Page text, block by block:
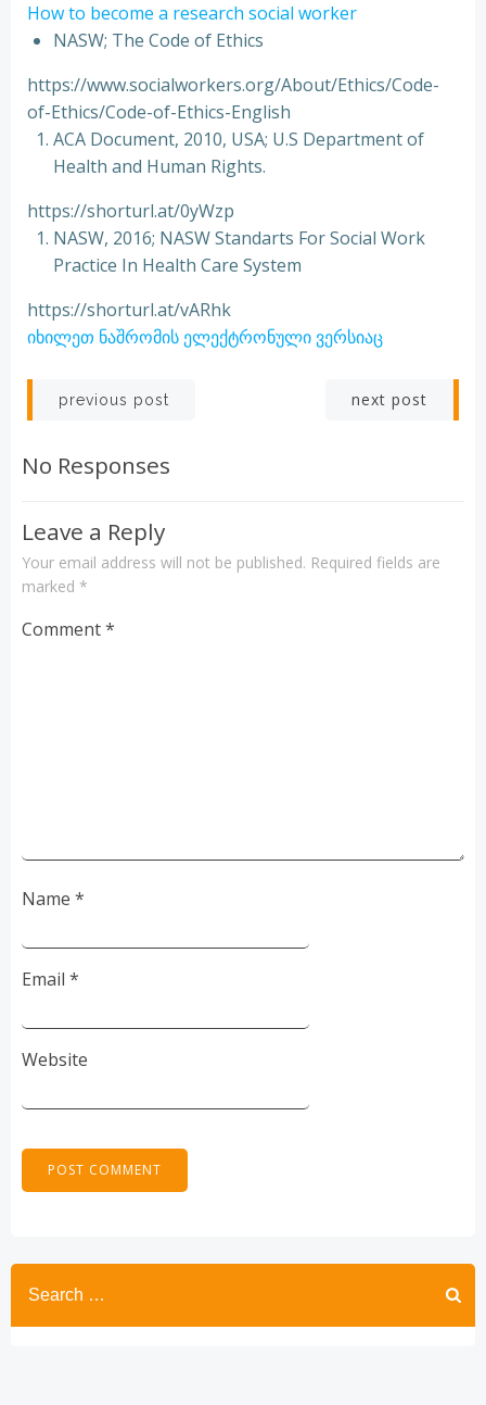
How to become a research social worker
NASW; The Code of Ethics
https://www.socialworkers.org/About/Ethics/Code-
of-Ethics/Code-of-Ethics-English
ACA Document, 2010, USA; U.S Department of
Health and Human Rights.
https://shorturl.at/0yWzp
NASW, 2016; NASW Standarts For Social Work
Practice In Health Care System
https://shorturl.at/vARhk
იხილეთ ნაშრომის ელექტრონული ვერსიაც
Post
navigation
previous post next post
No Responses
Leave a Reply
Your email address will not be published. Required fields are
marked *
Comment*
Name *
Email *
Website